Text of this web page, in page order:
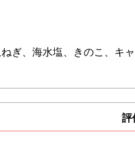
ぎ、海水塩、きのこ、キ
評